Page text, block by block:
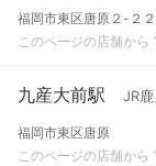
福岡市東区唐原２-２
このページの店舗から
九産大前駅 JR
福岡市東区唐原
このページの店舗から